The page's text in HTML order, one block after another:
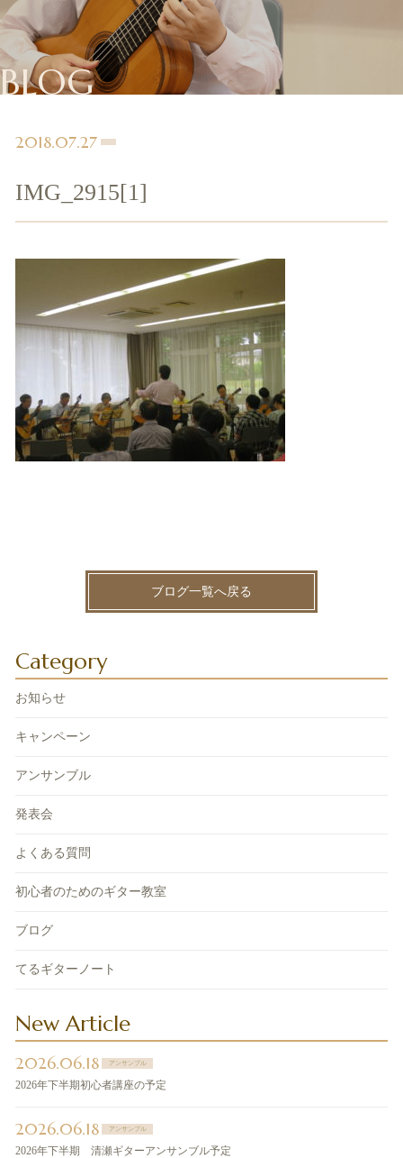
BLOG
2018.07.27
IMG_2915[1]
ブログ一覧へ戻る
Category
お知らせ
キャンペーン
アンサンブル
発表会
よくある質問
初心者のためのギター教室
ブログ
てるギターノート
New Article
2026.06.18 アンサンブル
2026年下半期初心者講座の予定
2026.06.18 アンサンブル
2026年下半期 清瀬ギターアンサンブル予定